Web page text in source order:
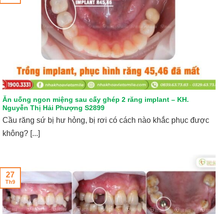
Ăn uống ngon miệng sau cấy ghép 2 răng implant – KH.
Nguyễn Thị Hải Phượng S2899
Cầu răng sứ bị hư hỏng, bị rơi có cách nào khắc phục được
không? [...]
27
Th9